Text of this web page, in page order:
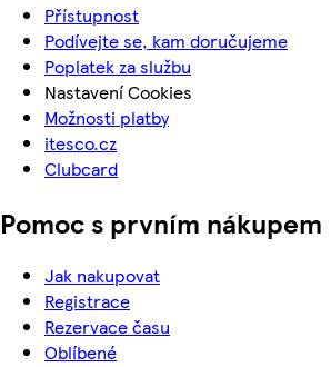
Přístupnost
Podívejte se, kam doručujeme
Poplatek za službu
Nastavení Cookies
Možnosti platby
itesco.cz
Clubcard
Pomoc s prvním nákupem
Jak nakupovat
Registrace
Rezervace času
Oblíbené